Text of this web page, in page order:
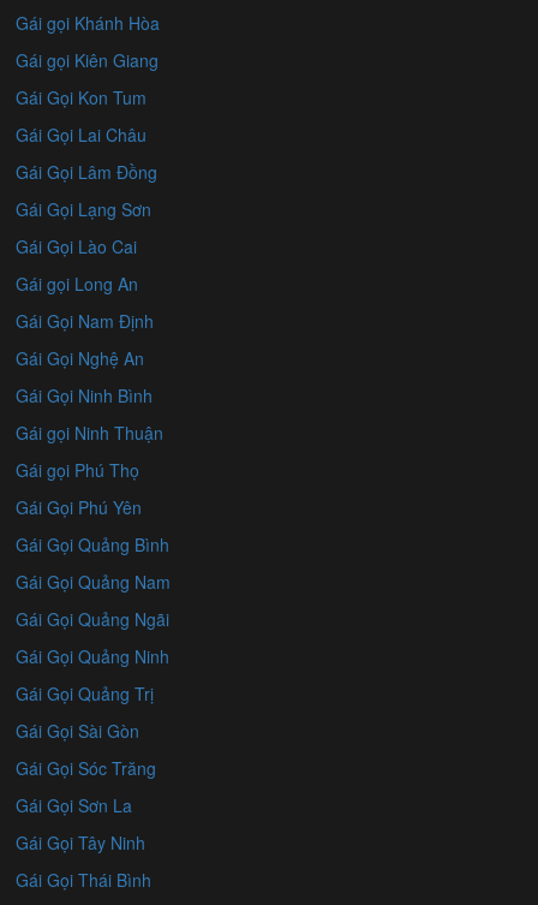
Gái gọi Khánh Hòa
Gái gọi Kiên Giang
Gái Gọi Kon Tum
Gái Gọi Lai Châu
Gái Gọi Lâm Đồng
Gái Gọi Lạng Sơn
Gái Gọi Lào Cai
Gái gọi Long An
Gái Gọi Nam Định
Gái Gọi Nghệ An
Gái Gọi Ninh Bình
Gái gọi Ninh Thuận
Gái gọi Phú Thọ
Gái Gọi Phú Yên
Gái Gọi Quảng Bình
Gái Gọi Quảng Nam
Gái Gọi Quảng Ngãi
Gái Gọi Quảng Ninh
Gái Gọi Quảng Trị
Gái Gọi Sài Gòn
Gái Gọi Sóc Trăng
Gái Gọi Sơn La
Gái Gọi Tây Ninh
Gái Gọi Thái Bình